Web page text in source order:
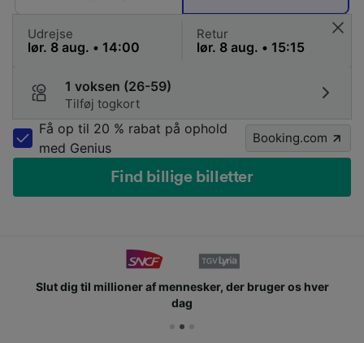
Udrejse Retur
1 voksen (26-59)
Tilføj togkort
Få op til 20 % rabat på ophold
med Genius
Booking.com
Find billige billetter
Slut dig til millioner af mennesker, der bruger os hver
dag